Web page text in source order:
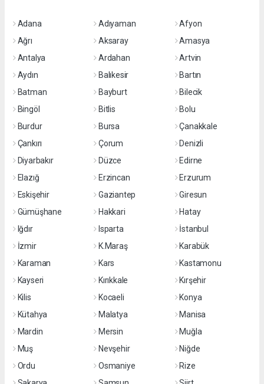
Adana Adıyaman
Afyon
Ağrı
Aksaray
Amasya
Antalya
Ardahan
Artvin
Aydın
Balıkesir
Bartın
Batman
Bayburt
Bilecik
Bingöl
Bitlis
Bolu
Burdur
Bursa
Çanakkale
Çankırı
Çorum
Denizli
Diyarbakır
Düzce
Edirne
Elazığ
Erzincan
Erzurum
Eskişehir
Gaziantep
Giresun
Gümüşhane
Hakkari
Hatay
Iğdır
Isparta
İstanbul
İzmir
K.Maraş
Karabük
Karaman
Kars
Kastamonu
Kayseri
Kırıkkale
Kırşehir
Kilis
Kocaeli
Konya
Kütahya
Malatya
Manisa
Mardin
Mersin
Muğla
Muş
Nevşehir
Niğde
Ordu
Osmaniye
Rize